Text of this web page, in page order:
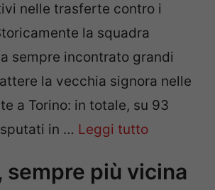
nelle trasferte contro i
la squadra
sempre incontrato grandi
la vecchia signora nelle
a Torino: in totale, su 93
in … Leggi tutto
sempre più vicina